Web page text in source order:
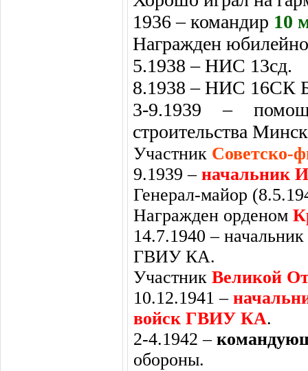
1936 – командир 10
Награжден
5.1938 – НИС 13сд.
8.1938 – НИС 16СК
3-9.1939 –
строительства
Участник Советско-
9.1939 – начальник
Генерал-майор
Награжден орденом
14.7.1940 –
ГВИУ КА.
Участник Великой
10.12.1941 –
войск ГВИУ КА.
2-4.1942 –
обороны.